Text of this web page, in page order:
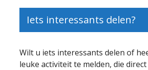
Iets interessants delen?
Wilt u iets interessants delen of
leuke activiteit te melden, die